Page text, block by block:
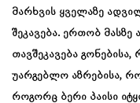
მარხვის ყველაზე
შეკავება. ერთობ
თავშეკავება
უარგებლო აზრებისა,
როგორც ბერი პაისი